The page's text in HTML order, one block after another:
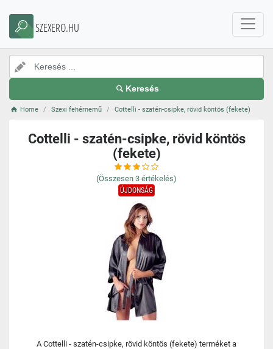
SZEXERO.HU
Keresés
Home Szexi fehérnemű Cottelli - szatén-csipke, rövid köntös (fekete)
Cottelli - szatén-csipke, rövid köntös
(fekete)
(Összesen 3 értékelés)
ÚJDONSÁG
A Cottelli - szatén-csipke, rövid köntös (fekete) terméket a